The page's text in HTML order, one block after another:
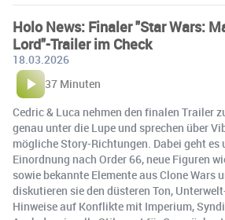
Holo News: Finaler "Star Wars:
Lord"-Trailer im Check
18.03.2026
37 Minuten
Cedric & Luca nehmen den finalen Trailer
genau unter die Lupe und sprechen über
mögliche Story-Richtungen. Dabei geht es
Einordnung nach Order 66, neue Figuren
sowie bekannte Elemente aus Clone Wars
diskutieren sie den düsteren Ton,
Hinweise auf Konflikte mit Imperium,